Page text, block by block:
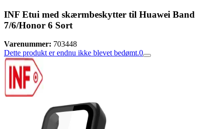
INF Etui med skærmbeskytter til Huawei Band
7/6/Honor 6 Sort
Varenummer: 703448
Dette produkt er endnu ikke blevet bedømt.0